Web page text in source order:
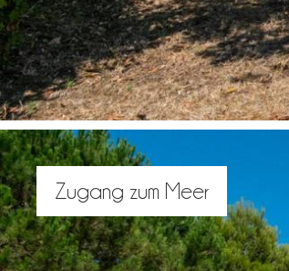
Zugang zum Meer